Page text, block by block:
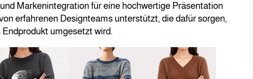
Markenintegration für eine hochwertige Präsentation
erfahrenen Designteams unterstützt, die dafür sorgen,
umgesetzt wird.